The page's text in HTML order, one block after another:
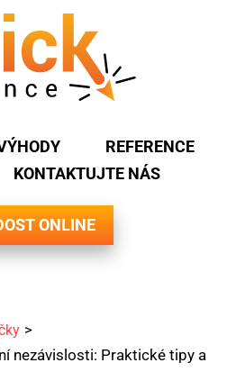
REFERENCE
KONTAKTUJTE NÁS
ONLINE
nezávislosti: Praktické tipy a